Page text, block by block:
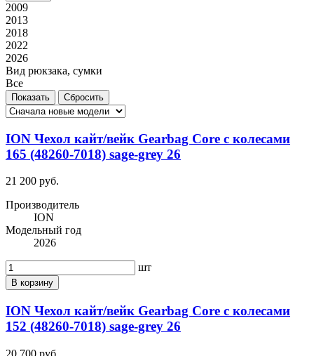
2009
2013
2018
2022
2026
Вид рюкзака, сумки
Все
ION Чехол кайт/вейк Gearbag Core с колесами
165 (48260-7018) sage-grey 26
21 200 руб.
Производитель
ION
Модельный год
2026
шт
В корзину
ION Чехол кайт/вейк Gearbag Core с колесами
152 (48260-7018) sage-grey 26
20 700 руб.